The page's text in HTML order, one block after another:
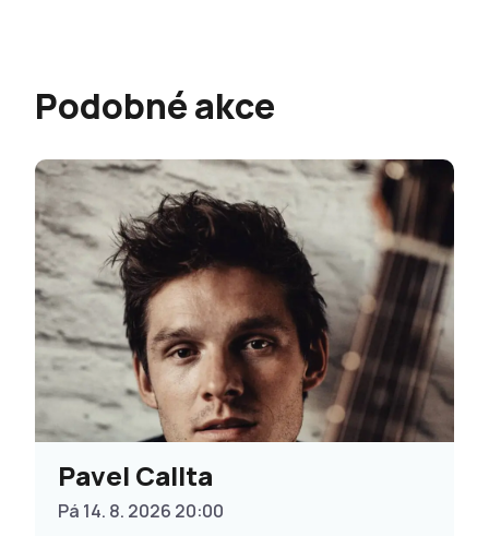
Podobné akce
Pavel Callta
Pá 14. 8. 2026 20:00